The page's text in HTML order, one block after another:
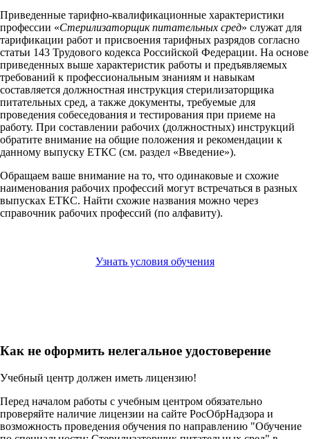
Приведенные тарифно-квалификационные характеристики
профессии «Стерилизаторщик питательных сред» служат для
тарификации работ и присвоения тарифных разрядов согласно
статьи 143 Трудового кодекса Российской Федерации. На основе
приведенных выше характеристик работы и предъявляемых
требований к профессиональным знаниям и навыкам
составляется должностная инструкция стерилизаторщика
питательных сред, а также документы, требуемые для
проведения собеседования и тестирования при приеме на
работу. При составлении рабочих (должностных) инструкций
обратите внимание на общие положения и рекомендации к
данному выпуску ЕТКС (см. раздел «Введение»).
Обращаем ваше внимание на то, что одинаковые и схожие
наименования рабочих профессий могут встречаться в разных
выпусках ЕТКС. Найти схожие названия можно через
справочник рабочих профессий (по алфавиту).
Узнать условия обучения
Как не оформить нелегальное удостоверение
Учебный центр должен иметь лицензию!
Перед началом работы с учебным центром обязательно
проверяйте наличие лицензии на сайте РосОбрНадзора и
возможность проведения обучения по направлению "Обучение